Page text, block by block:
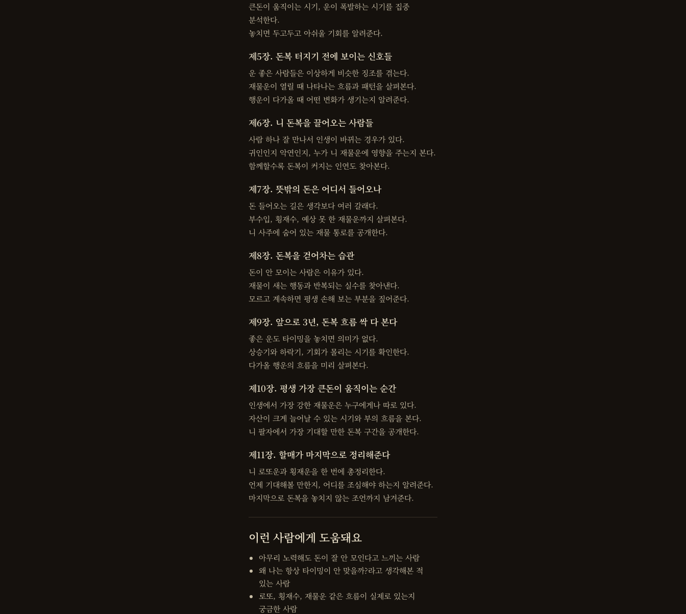
큰돈이 움직이는 시기, 운이 폭발하는 시기를 집중
분석한다.
놓치면 두고두고 아쉬울 기회를 알려준다.
제5장. 돈복 터지기 전에 보이는 신호들
운 좋은 사람들은 이상하게 비슷한 징조를 겪는다.
재물운이 열릴 때 나타나는 흐름과 패턴을 살펴본다.
행운이 다가올 때 어떤 변화가 생기는지 알려준다.
제6장. 니 돈복을 끌어오는 사람들
사람 하나 잘 만나서 인생이 바뀌는 경우가 있다.
귀인인지 악연인지, 누가 니 재물운에 영향을 주는지 본다.
함께할수록 돈복이 커지는 인연도 찾아본다.
제7장. 뜻밖의 돈은 어디서 들어오나
돈 들어오는 길은 생각보다 여러 갈래다.
부수입, 횡재수, 예상 못 한 재물운까지 살펴본다.
니 사주에 숨어 있는 재물 통로를 공개한다.
제8장. 돈복을 걷어차는 습관
돈이 안 모이는 사람은 이유가 있다.
재물이 새는 행동과 반복되는 실수를 찾아낸다.
모르고 계속하면 평생 손해 보는 부분을 짚어준다.
제9장. 앞으로 3년, 돈복 흐름 싹 다 본다
좋은 운도 타이밍을 놓치면 의미가 없다.
상승기와 하락기, 기회가 몰리는 시기를 확인한다.
다가올 행운의 흐름을 미리 살펴본다.
제10장. 평생 가장 큰돈이 움직이는 순간
인생에서 가장 강한 재물운은 누구에게나 따로 있다.
자산이 크게 늘어날 수 있는 시기와 부의 흐름을 본다.
니 팔자에서 가장 기대할 만한 돈복 구간을 공개한다.
제11장. 할매가 마지막으로 정리해준다
니 로또운과 횡재운을 한 번에 총정리한다.
언제 기대해볼 만한지, 어디를 조심해야 하는지 알려준다.
마지막으로 돈복을 놓치지 않는 조언까지 남겨준다.
이런 사람에게 도움돼요
아무리 노력해도 돈이 잘 안 모인다고 느끼는 사람
왜 나는 항상 타이밍이 안 맞을까?라고 생각해본 적
있는 사람
로또, 횡재수, 재물운 같은 흐름이 실제로 있는지
궁금한 사람